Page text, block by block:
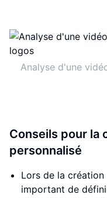
Analyse d'une
Conseils pour la
personnalisé
Lors de la
important de